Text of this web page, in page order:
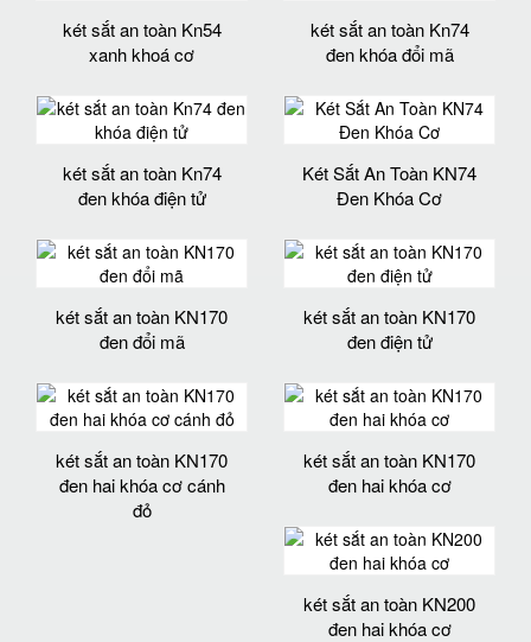
két sắt an toàn Kn54
xanh khoá cơ
két sắt an toàn Kn74
đen khóa đổi mã
két sắt an toàn Kn74
đen khóa điện tử
Két Sắt An Toàn KN74
Đen Khóa Cơ
két sắt an toàn KN170
đen đổi mã
két sắt an toàn KN170
đen điện tử
két sắt an toàn KN170
đen hai khóa cơ cánh
đỏ
két sắt an toàn KN170
đen hai khóa cơ
két sắt an toàn KN200
đen hai khóa cơ